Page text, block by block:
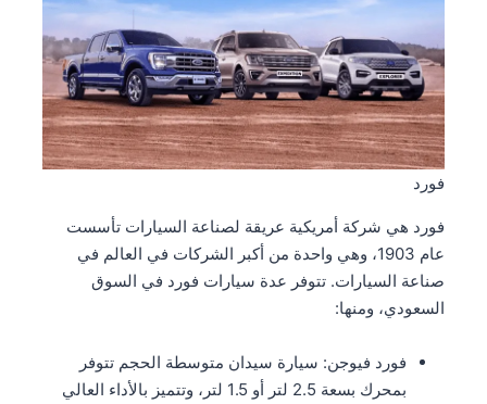
فورد
فورد هي شركة أمريكية عريقة لصناعة السيارات تأسست
عام 1903، وهي واحدة من أكبر الشركات في العالم في
صناعة السيارات. تتوفر عدة سيارات فورد في السوق
السعودي، ومنها:
فورد فيوجن: سيارة سيدان متوسطة الحجم تتوفر
بمحرك بسعة 2.5 لتر أو 1.5 لتر، وتتميز بالأداء العالي